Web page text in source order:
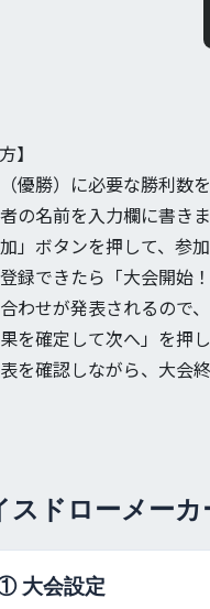
】
優勝）に必要な勝利数
の名前を入力欄に書き
」ボタンを押して、参
録できたら「大会開始
わせが発表されるので
を確定して次へ」を押
を確認しながら、大会